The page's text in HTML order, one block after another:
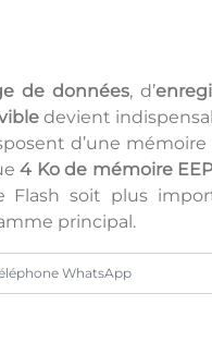
de données, d’
devient
d’une
4 Ko de mémoire
Flash soit plus
principal.